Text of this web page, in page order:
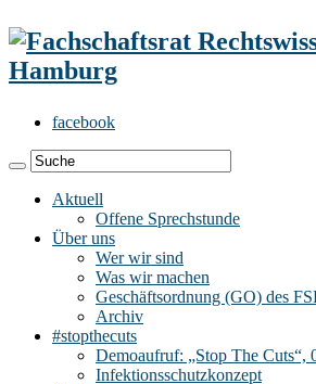
facebook
Aktuell
Offene Sprechstunde
Über uns
Wer wir sind
Was wir machen
Geschäftsordnung (GO) des
Archiv
#stopthecuts
Demoaufruf: „Stop The Cuts“,
Infektionsschutzkonzept